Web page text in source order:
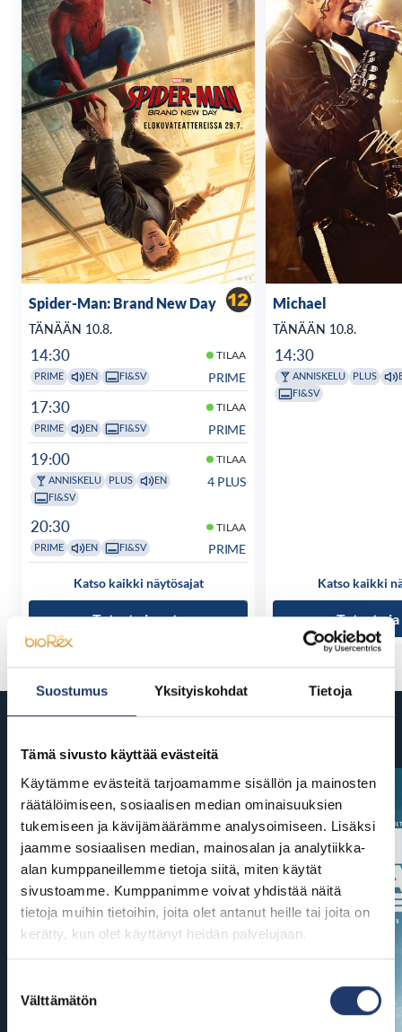
Suostumus Yksityiskohdat Tietoja
Tämä sivusto käyttää evästeitä
Käytämme evästeitä tarjoamamme sisällön ja mainosten
räätälöimiseen, sosiaalisen median ominaisuuksien
tukemiseen ja kävijämäärämme analysoimiseen. Lisäksi
jaamme sosiaalisen median, mainosalan ja analytiikka-
alan kumppaneillemme tietoja siitä, miten käytät
sivustoamme. Kumppanimme voivat yhdistää näitä
tietoja muihin tietoihin, joita olet antanut heille tai joita on
kerätty, kun olet käyttänyt heidän palvelujaan.
valinta
Välttämätön
Spider-Man: Brand New Day
TÄNÄÄN 10.8.
14:30 TILAA
PRIME EN FI&SV PRIME
17:30 TILAA
PRIME EN FI&SV PRIME
19:00 TILAA
ANNISKELU PLUS
EN
FI&SV
4 PLUS
20:30 TILAA
PRIME EN FI&SV PRIME
Katso kaikki näytösajat
Tutustu ja osta
Michael
TÄNÄÄN 10.8.
14:30
ANNISKELU PLUS
FI&SV
Katso kaikki
Tutustu ja